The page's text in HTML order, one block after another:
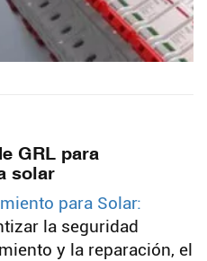
GRL para
solar
para Solar:
la seguridad
y la reparación, el